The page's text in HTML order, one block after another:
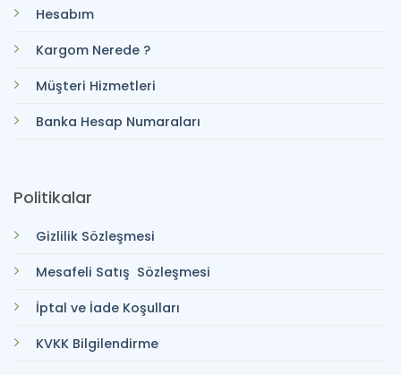
Hesabım
Kargom Nerede ?
Müşteri Hizmetleri
Banka Hesap Numaraları
Politikalar
Gizlilik Sözleşmesi
Mesafeli Satış Sözleşmesi
İptal ve İade Koşulları
KVKK Bilgilendirme